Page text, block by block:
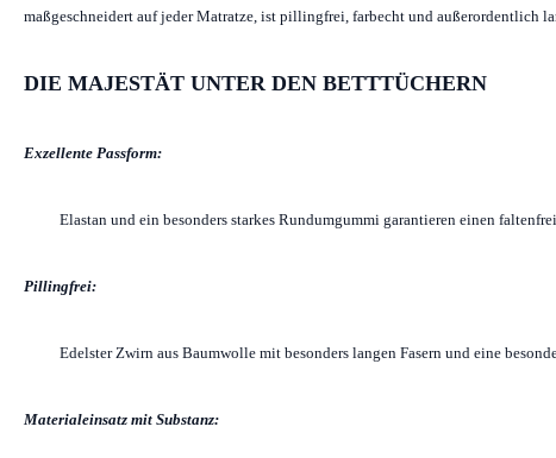
maßgeschneidert auf jeder Matratze, ist pillingfrei, farbecht und außerordentlich
DIE MAJESTÄT UNTER DEN BETTTÜCHERN
Exzellente Passform:
Elastan und ein besonders starkes Rundumgummi garantieren einen
Pillingfrei:
Edelster Zwirn aus Baumwolle mit besonders langen Fasern und eine
Materialeinsatz mit Substanz: